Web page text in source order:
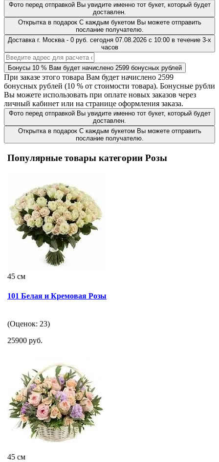
Фото перед отправкой Вы увидите именно тот букет, который будет
доставлен.
Открытка в подарок С каждым букетом Вы можете отправить
послание получателю.
Доставка г. Москва - 0 руб. сегодня 07.08.2026 с 10:00 в течение 3-х
часов
Бонусы 10 % Вам будет начислено 2599 бонусных рублей
При заказе этого товара Вам будет начислено 2599
бонусных рублей (10 % от стоимости товара). Бонусные рубли
Вы можете использовать при оплате новых заказов через
личный кабинет или на странице оформления заказа.
Фото перед отправкой Вы увидите именно тот букет, который будет
доставлен.
Открытка в подарок С каждым букетом Вы можете отправить
послание получателю.
Популярные товары категории Розы
45 см
101 Белая и Кремовая Розы
(Оценок: 23)
25900 руб.
45 см